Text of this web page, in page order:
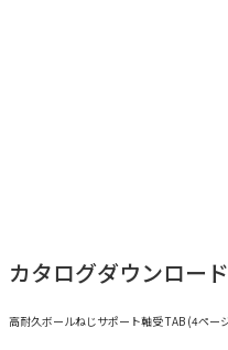
カタログダウンロード
高耐久ボールねじサポート軸受 TAB (4ペー